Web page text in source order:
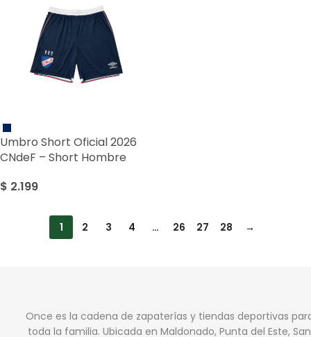
Umbro Short Oficial 2026
CNdeF – Short Hombre
$ 2.199
1 2 3 4 … 26 27 28 →
Once es la cadena de zapaterías y tiendas deportivas
toda la familia. Ubicada en Maldonado, Punta del Este, San